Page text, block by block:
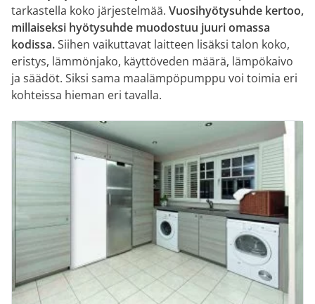
tarkastella koko järjestelmää. Vuosihyötysuhde kertoo,
millaiseksi hyötysuhde muodostuu juuri omassa
kodissa.Siihen vaikuttavat laitteen lisäksi talon koko,
eristys, lämmönjako, käyttöveden määrä, lämpökaivo
ja säädöt. Siksi sama maalämpöpumppu voi toimia eri
kohteissa hieman eri tavalla.